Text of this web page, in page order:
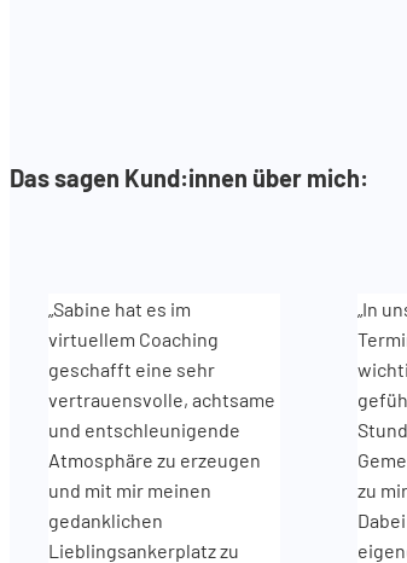
Das sagen Kund:innen über mich:
„Sabine hat es im
virtuellem Coaching
geschafft eine sehr
vertrauensvolle, achtsame
und entschleunigende
Atmosphäre zu erzeugen
und mit mir meinen
gedanklichen
Lieblingsankerplatz zu
„In
zu